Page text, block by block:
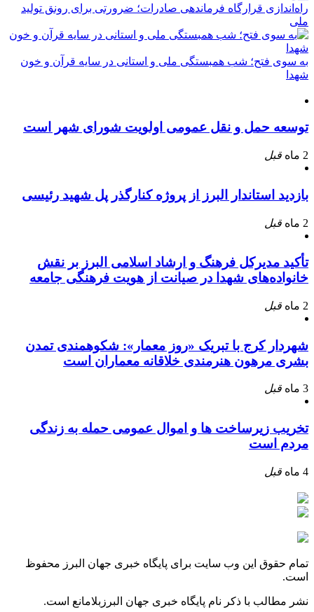
راه‌اندازی قرارگاه فرماندهی صادرات؛ ضرورتی برای رونق تولید
ملی
به سوی فتح؛ شب همبستگی ملی و استانی در سایه قرآن و خون
شهدا
توسعه حمل و نقل عمومی اولویت شورای شهر است
2 ماه قبل
بازدید استاندار البرز از پروژه کنارگذر پل شهید رئیسی
2 ماه قبل
تأکید مدیرکل فرهنگ و ارشاد اسلامی البرز بر نقش
خانواده‌های شهدا در صیانت از هویت فرهنگی جامعه
2 ماه قبل
شهردار کرج با تبریک «روز معمار»: شکوهمندی تمدن
بشری مرهون هنرمندی خلاقانه معماران است
3 ماه قبل
تخریب زیرساخت ها و اموال عمومی حمله به زندگی
مردم است
4 ماه قبل
تمام حقوق این وب سایت برای پایگاه خبری جهان البرز محفوظ
است.
نشر مطالب با ذکر نام پایگاه خبری جهان البرزبلامانع است.